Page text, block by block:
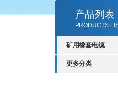
产品列表
PRODUCTS
矿用橡套电缆
更多分类